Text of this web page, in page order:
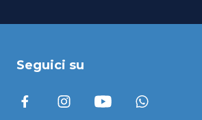
Seguici su